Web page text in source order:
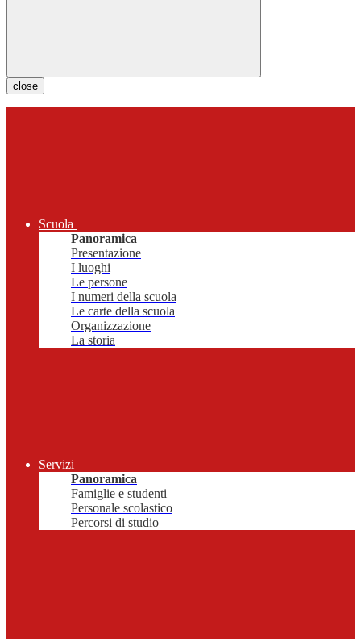
close
Scuola
Panoramica
Presentazione
I luoghi
Le persone
I numeri della scuola
Le carte della scuola
Organizzazione
La storia
Servizi
Panoramica
Famiglie e studenti
Personale scolastico
Percorsi di studio